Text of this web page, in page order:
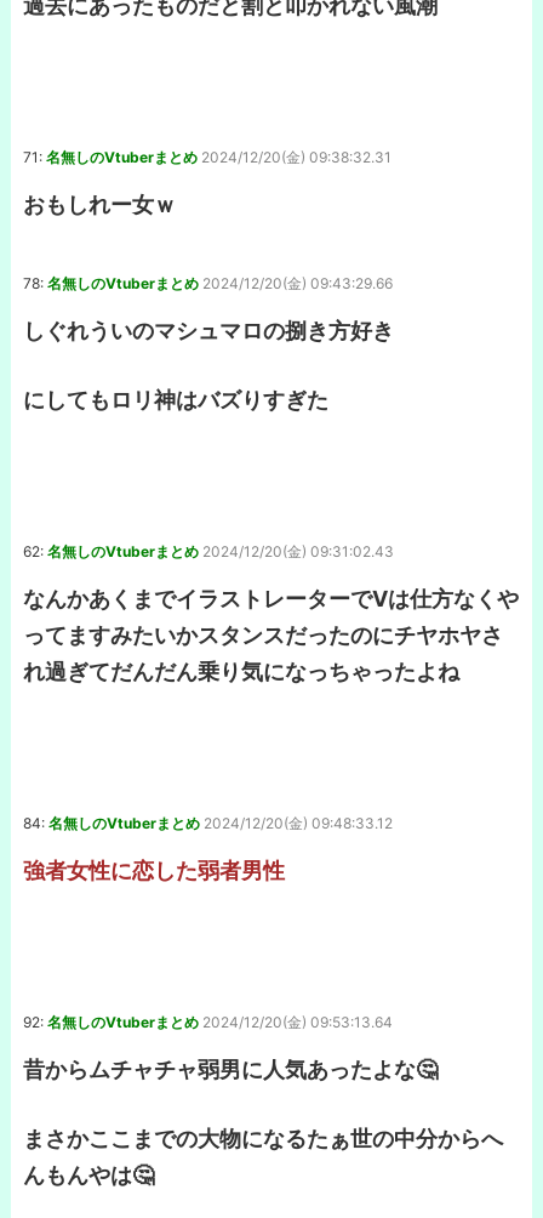
71: 名無しのVtuberまとめ 2024/12/20(金) 09:38:32.31
おもしれー女ｗ
78: 名無しのVtuberまとめ 2024/12/20(金) 09:43:29.66
しぐれういのマシュマロの捌き方好き
にしてもロリ神はバズりすぎた
62: 名無しのVtuberまとめ 2024/12/20(金) 09:31:02.43
なんかあくまでイラストレーターでVは仕方なくや
ってますみたいかスタンスだったのにチヤホヤさ
れ過ぎてだんだん乗り気になっちゃったよね
84: 名無しのVtuberまとめ 2024/12/20(金) 09:48:33.12
強者女性に恋した弱者男性
92: 名無しのVtuberまとめ 2024/12/20(金) 09:53:13.64
昔からムチャチャ弱男に人気あったよな🤔
まさかここまでの大物になるたぁ世の中分からへ
んもんやは🤔